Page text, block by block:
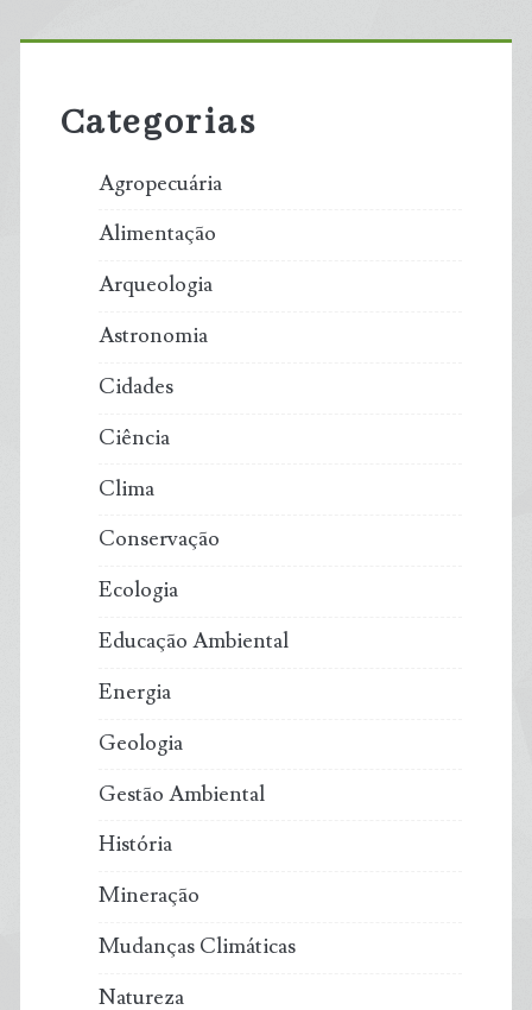
Primary
Sidebar
Categorias
Agropecuária
Alimentação
Arqueologia
Astronomia
Cidades
Ciência
Clima
Conservação
Ecologia
Educação Ambiental
Energia
Geologia
Gestão Ambiental
História
Mineração
Mudanças Climáticas
Natureza